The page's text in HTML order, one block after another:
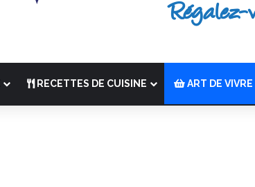
RECETTES DE CUISINE ART DE VIVRE